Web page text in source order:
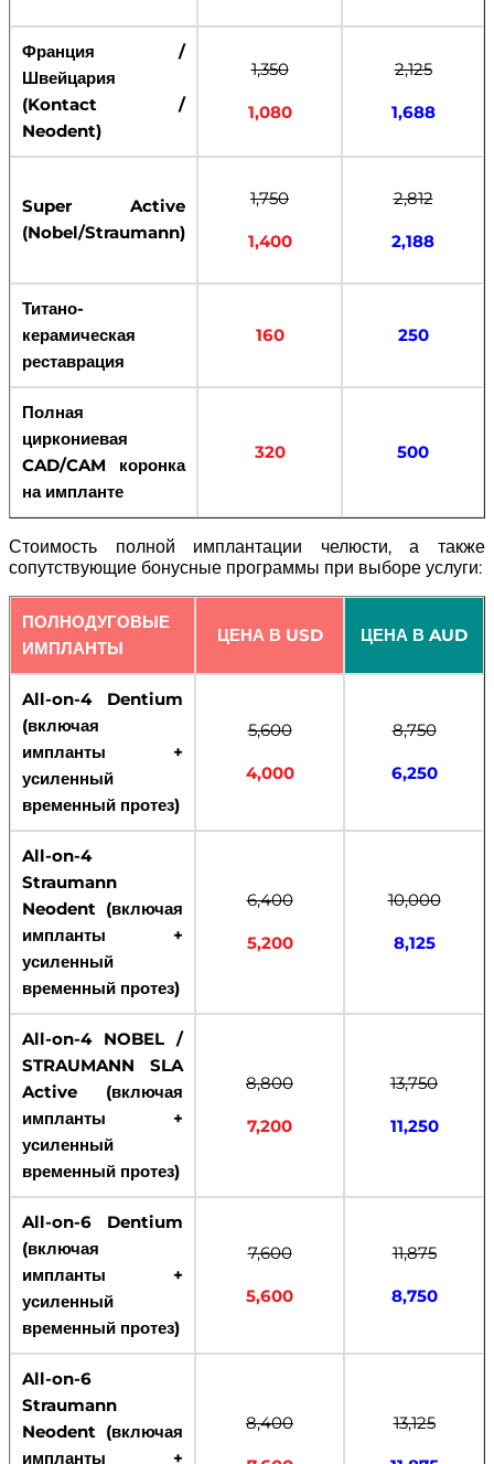
Франция /
Швейцария
(Kontact /
Neodent)
1,350
1,080
2,125
1,688
Super Active
(Nobel/Straumann)
1,750
1,400
2,812
2,188
Титано-
керамическая
реставрация
160 250
Полная
циркониевая
CAD/CAM коронка
на импланте
320 500
Стоимость полной имплантации челюсти, а также
сопутствующие бонусные программы при выборе услуги:
ПОЛНОДУГОВЫЕ
ИМПЛАНТЫ
ЦЕНА В USD ЦЕНА В AUD
All-on-4 Dentium
(включая
импланты +
усиленный
временный протез)
5,600
4,000
8,750
6,250
All-on-4
Straumann
Neodent (включая
импланты +
усиленный
временный протез)
6,400
5,200
10,000
8,125
All-on-4 NOBEL /
STRAUMANN SLA
Active (включая
импланты +
усиленный
временный протез)
8,800
7,200
13,750
11,250
All-on-6 Dentium
(включая
импланты +
усиленный
временный протез)
7,600
5,600
11,875
8,750
All-on-6
Straumann
Neodent (включая
импланты +
8,400 13,125